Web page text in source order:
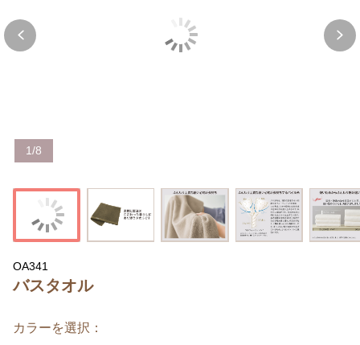
1/8
OA341
バスタオル
カラーを選択：